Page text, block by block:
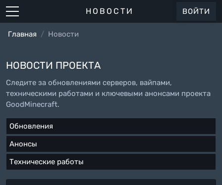
НОВОСТИ ВОЙТИ
Главная Новости
НОВОСТИ ПРОЕКТА
Следите за обновлениями серверов, вайпами,
техническими работами и ключевыми анонсами проекта
GoodMinecraft.
Обновления
Анонсы
Технические работы